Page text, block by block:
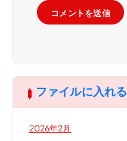
ファイルに入れる
2026年2月